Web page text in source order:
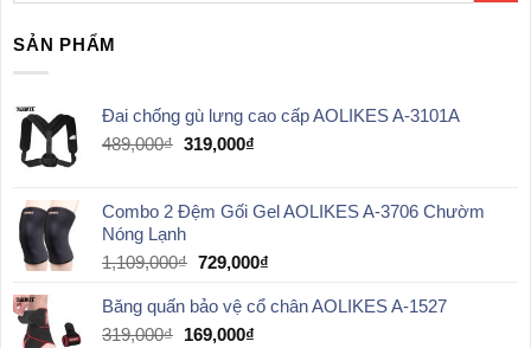
SẢN PHẨM
Đai chống gù lưng cao cấp AOLIKES A-3101A
489,000₫ Giá
489,000₫.
319,000₫Giá
là:
Combo 2 Đệm Gối Gel AOLIKES A-3706 Chườm
Nóng Lạnh
1,109,000₫ Giá
là:
1,109,000₫.
729,000₫Giá
tại
Băng quấn bảo vệ cổ chân AOLIKES A-1527
319,000₫ Giá
169,000₫Giá